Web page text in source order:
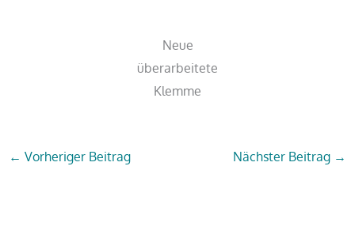
Neue
überarbeitete
Klemme
← Vorheriger Beitrag Nächster Beitrag →